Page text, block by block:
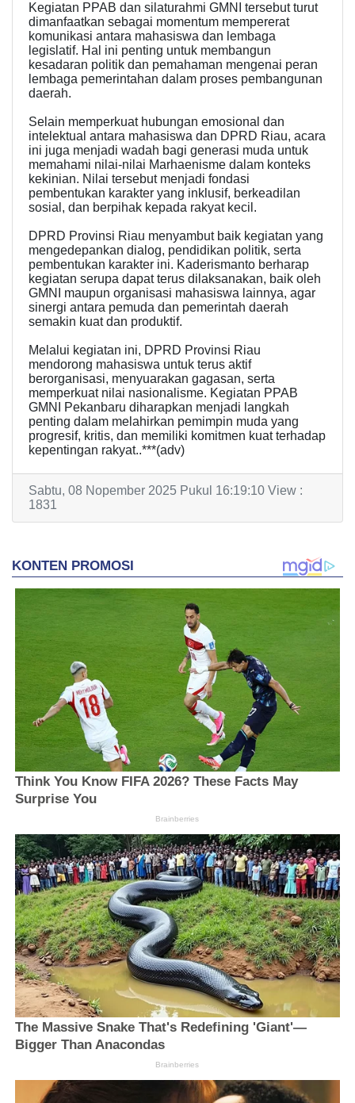
Kegiatan PPAB dan silaturahmi GMNI tersebut turut
dimanfaatkan sebagai momentum mempererat
komunikasi antara mahasiswa dan lembaga
legislatif. Hal ini penting untuk membangun
kesadaran politik dan pemahaman mengenai peran
lembaga pemerintahan dalam proses pembangunan
daerah.
Selain memperkuat hubungan emosional dan
intelektual antara mahasiswa dan DPRD Riau, acara
ini juga menjadi wadah bagi generasi muda untuk
memahami nilai-nilai Marhaenisme dalam konteks
kekinian. Nilai tersebut menjadi fondasi
pembentukan karakter yang inklusif, berkeadilan
sosial, dan berpihak kepada rakyat kecil.
DPRD Provinsi Riau menyambut baik kegiatan yang
mengedepankan dialog, pendidikan politik, serta
pembentukan karakter ini. Kaderismanto berharap
kegiatan serupa dapat terus dilaksanakan, baik oleh
GMNI maupun organisasi mahasiswa lainnya, agar
sinergi antara pemuda dan pemerintah daerah
semakin kuat dan produktif.
Melalui kegiatan ini, DPRD Provinsi Riau
mendorong mahasiswa untuk terus aktif
berorganisasi, menyuarakan gagasan, serta
memperkuat nilai nasionalisme. Kegiatan PPAB
GMNI Pekanbaru diharapkan menjadi langkah
penting dalam melahirkan pemimpin muda yang
progresif, kritis, dan memiliki komitmen kuat terhadap
kepentingan rakyat..***(adv)
Sabtu, 08 Nopember 2025 Pukul 16:19:10 View :
1831